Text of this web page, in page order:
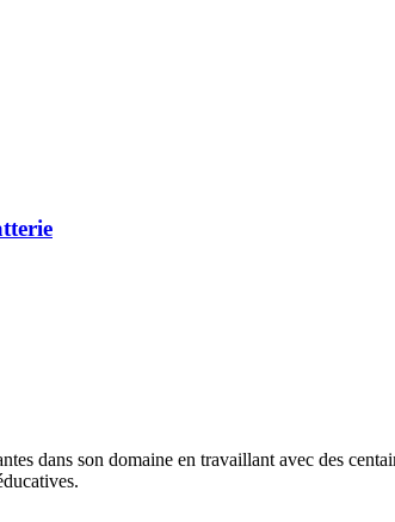
dans son domaine en travaillant avec des